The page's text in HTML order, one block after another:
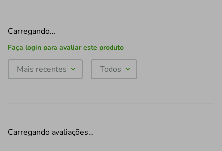
Carregando…
Faça login para avaliar este produto
Mais recentes Todos
Carregando avaliações…